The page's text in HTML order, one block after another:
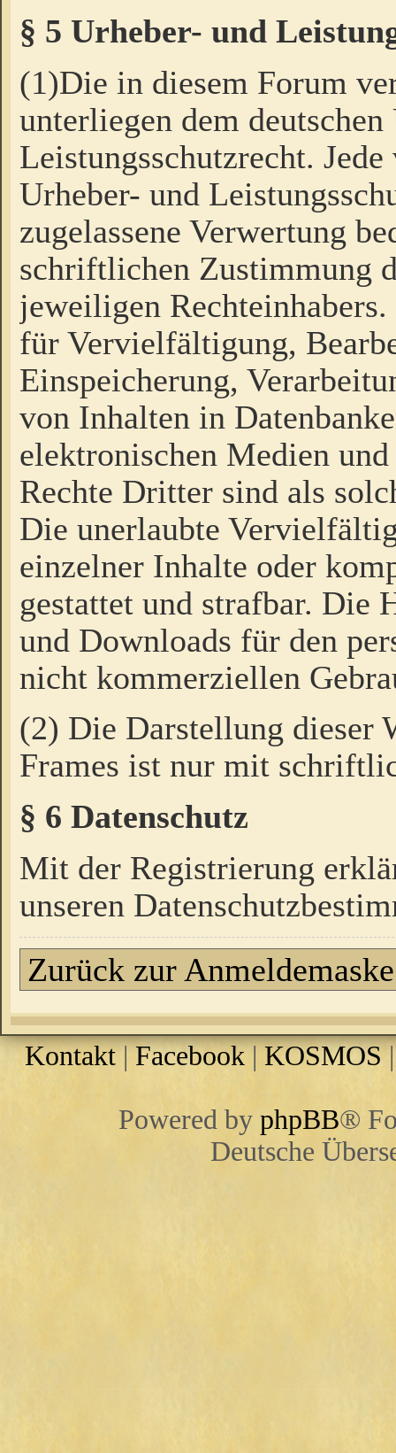
§ 5 Urheber- und
(1)Die in diesem Forum
unterliegen dem
Leistungsschutzrecht.
Urheber- und
zugelassene Verwertung
schriftlichen Zustimmung
jeweiligen
für Vervielfältigung,
Einspeicherung,
von Inhalten in
elektronischen Medien
Rechte Dritter sind als
Die unerlaubte
einzelner Inhalte oder
gestattet und strafbar. Die
und Downloads für den
nicht kommerziellen
(2) Die Darstellung dieser
Frames ist nur mit
§ 6 Datenschutz
Mit der Registrierung
unseren
Zurück zur Anmeldemaske
Kontakt|Facebook|KOSMOS
Powered by phpBB®
Deutsche